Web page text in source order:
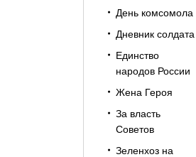
День комсомола
Дневник солдата
Единство
народов России
Жена Героя
За власть
Советов
Зеленхоз на